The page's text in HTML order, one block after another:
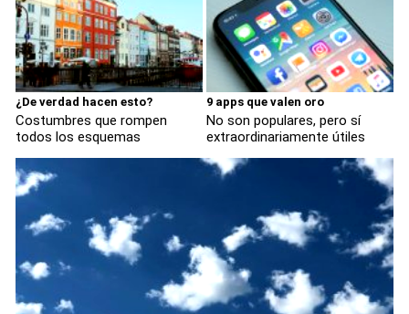
¿De verdad hacen esto?
Costumbres que rompen
todos los esquemas
9 apps que valen oro
No son populares, pero sí
extraordinariamente útiles